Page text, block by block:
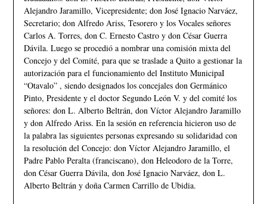
Alejandro Jaramillo, Vicepresidente; don José Ignacio Narváez,
Secretario; don Alfredo Ariss, Tesorero y los Vocales señores
Carlos A. Torres, don C. Ernesto Castro y don César Guerra
Dávila. Luego se procedió a nombrar una comisión mixta del
Concejo y del Comité, para que se traslade a Quito a gestionar la
autorización para el funcionamiento del Instituto MunicipaI
“Otavalo” , siendo designados los concejales don Germánico
Pinto, Presidente y el doctor Segundo León V. y del comité los
señores: don L. Alberto Beltrán, don Víctor Alejandro Jaramillo
y don Alfredo Ariss. En la sesión en referencia hicieron uso de
la palabra las siguientes personas expresando su solidaridad con
la resolución del Concejo: don Víctor Alejandro Jaramillo, el
Padre Pablo Peralta (franciscano), don Heleodoro de la Torre,
don César Guerra Dávila, don José Ignacio Narváez, don L.
Alberto Beltrán y doña Carmen Carrillo de Ubidia.